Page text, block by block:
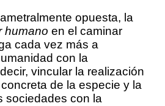
opuesta, la
humano en el caminar
cada vez más a
con la
vincular la realización
de la especie y la
sociedades con la